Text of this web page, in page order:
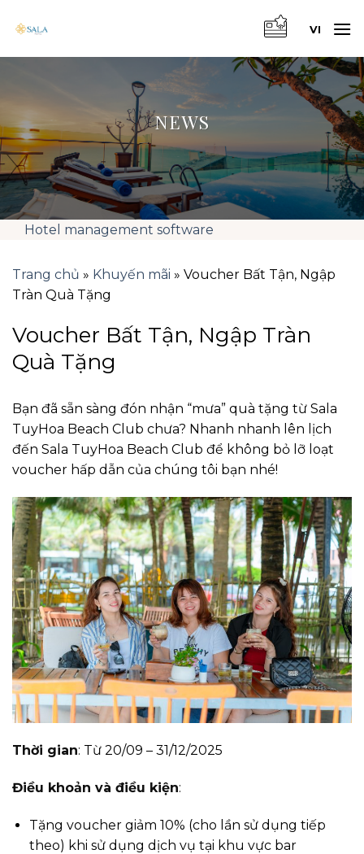
VI
NEWS
Hotel management software
Trang chủ » Khuyến mãi » Voucher Bất Tận, Ngập
Tràn Quà Tặng
Voucher Bất Tận, Ngập Tràn
Quà Tặng
Bạn đã sẵn sàng đón nhận “mưa” quà tặng từ Sala
TuyHoa Beach Club chưa? Nhanh nhanh lên lịch
đến Sala TuyHoa Beach Club để không bỏ lỡ loạt
voucher hấp dẫn của chúng tôi bạn nhé!
Thời gian: Từ 20/09 – 31/12/2025
Điều khoản và điều kiện:
Tặng voucher giảm 10% (cho lần sử dụng tiếp
theo) khi sử dụng dịch vụ tại khu vực bar